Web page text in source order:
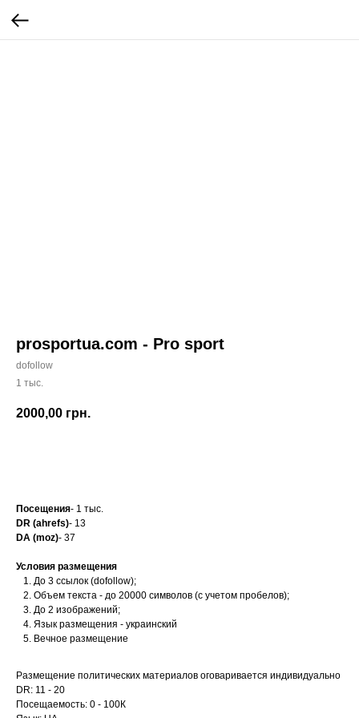
prosportua.com - Pro sport
dofollow
1 тыс.
2000,00 грн.
Посещения- 1 тыс.
DR (ahrefs)- 13
DA (moz)- 37
Условия размещения
До 3 ссылок (dofollow);
Объем текста - до 20000 символов (с учетом пробелов);
До 2 изображений;
Язык размещения - украинский
Вечное размещение
Размещение политических материалов оговаривается индивидуально
DR: 11 - 20
Посещаемость: 0 - 100К